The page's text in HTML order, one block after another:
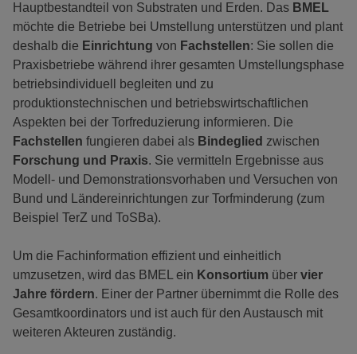
Hauptbestandteil von Substraten und Erden. Das BMEL
möchte die Betriebe bei Umstellung unterstützen und plant
deshalb die Einrichtung von Fachstellen: Sie sollen die
Praxisbetriebe während ihrer gesamten Umstellungsphase
betriebsindividuell begleiten und zu
produktionstechnischen und betriebswirtschaftlichen
Aspekten bei der Torfreduzierung informieren. Die
Fachstellen fungieren dabei als Bindeglied zwischen
Forschung und Praxis. Sie vermitteln Ergebnisse aus
Modell- und Demonstrationsvorhaben und Versuchen von
Bund und Ländereinrichtungen zur Torfminderung (zum
Beispiel TerZ und ToSBa).
Um die Fachinformation effizient und einheitlich
umzusetzen, wird das BMEL ein Konsortium über vier
Jahre fördern. Einer der Partner übernimmt die Rolle des
Gesamtkoordinators und ist auch für den Austausch mit
weiteren Akteuren zuständig.